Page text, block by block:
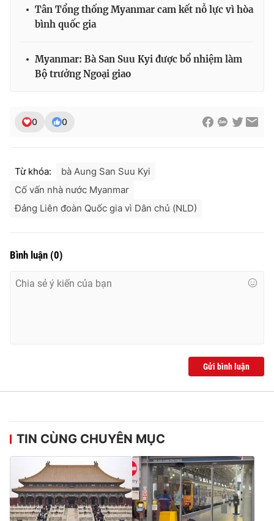
THỜI BÁO VTV
Theo dõi báo trên
Cơ quan báo chí:Thời báo VTV
Giấy phép hoạt động báo in và báo điện tử số 483/GP-BTTTT
Tổng Biên tập:
Vũ Thanh Thủy
Tổng đài VTV:
Ðiện thoại Thời báo VTV:024.66 897 897
® Cấm sao chép dưới mọi hình thức nếu không có sự chấp
thuận bằng văn bản. Ghi rõ nguồn VTV.vn khi phát hành lại
thông tin từ website này.
Tân Tổng thống Myanmar cam kết nỗ lực vì hòa
bình quốc gia
Myanmar: Bà San Suu Kyi được bổ nhiệm làm
Bộ trưởng Ngoại giao
0 0
Từ khóa:
bà Aung San Suu Kyi
Cố vấn nhà nước Myanmar
Đảng Liên đoàn Quốc gia vì Dân chủ (NLD)
Bình luận (0)
Gửi bình luận
TIN CÙNG CHUYÊN MỤC